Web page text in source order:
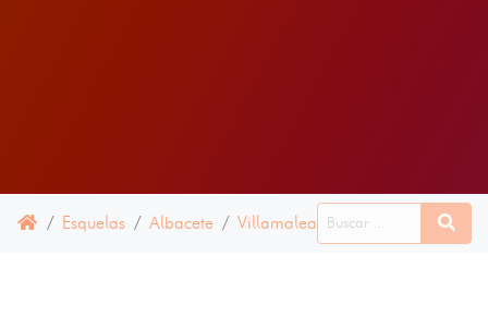
Esquelas Albacete Villamalea 15 ENERO 2022